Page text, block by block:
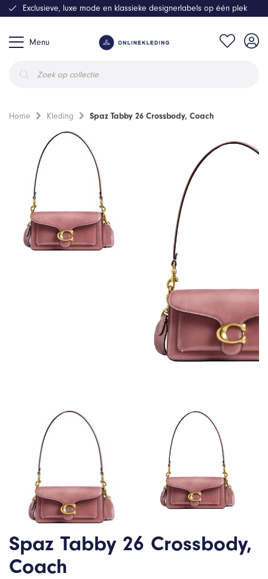
Menu
zoeken
Exclusieve, luxe mode en klassieke designerlabels op één plek
Home Kleding Spaz Tabby 26 Crossbody, Coach
Spaz Tabby 26 Crossbody,
Coach